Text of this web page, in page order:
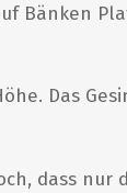
Bänken
Das
dass nur